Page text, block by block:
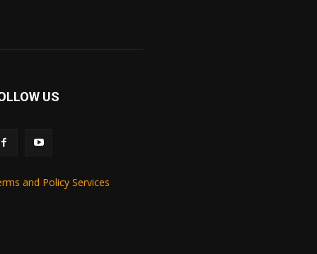
US
and Policy Services